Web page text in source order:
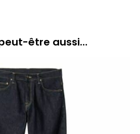
être aussi…